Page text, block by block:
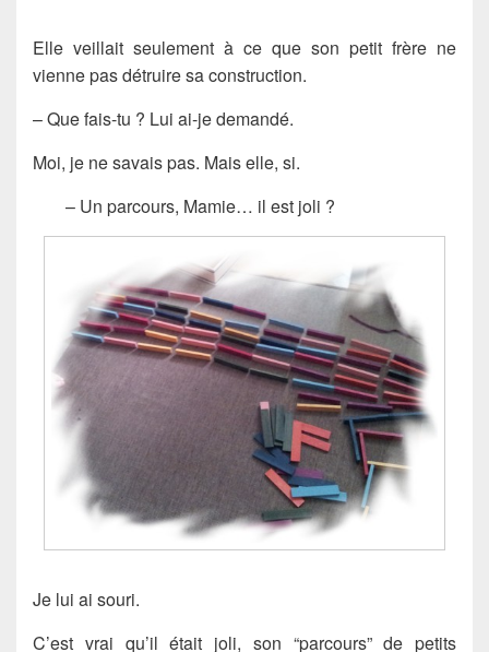
Elle veillait seulement à ce que son petit frère ne
vienne pas détruire sa construction.
– Que fais-tu ? Lui ai-je demandé.
Moi, je ne savais pas. Mais elle, si.
– Un parcours, Mamie… il est joli ?
Je lui ai souri.
C’est vrai qu’il était joli, son “parcours” de petits